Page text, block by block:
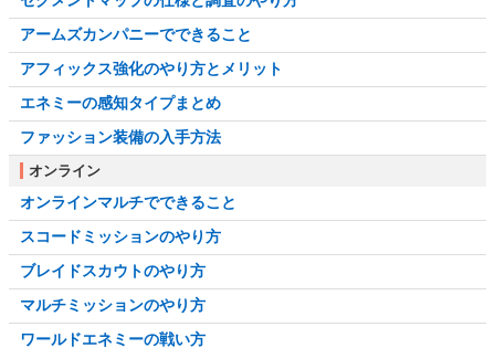
アームズカンパニーでできること
アフィックス強化のやり方とメリット
エネミーの感知タイプまとめ
ファッション装備の入手方法
オンライン
オンラインマルチでできること
スコードミッションのやり方
ブレイドスカウトのやり方
マルチミッションのやり方
ワールドエネミーの戦い方